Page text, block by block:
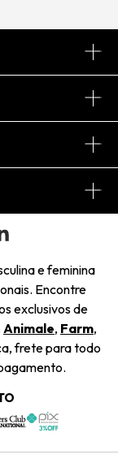
e feminina
Encontre
exclusivos de
Animale, Farm,
frete para todo